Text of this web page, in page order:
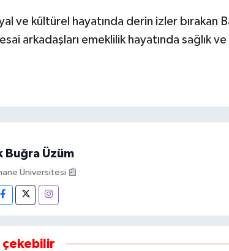
ve kültürel hayatında derin izler bırakan
arkadaşları emeklilik hayatında sağlık
Buğra Üzüm
Üniversitesi 📰
çekebilir